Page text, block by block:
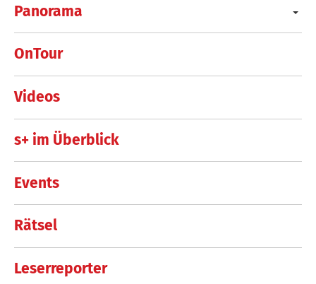
Panorama
OnTour
Videos
s+ im Überblick
Events
Rätsel
Leserreporter